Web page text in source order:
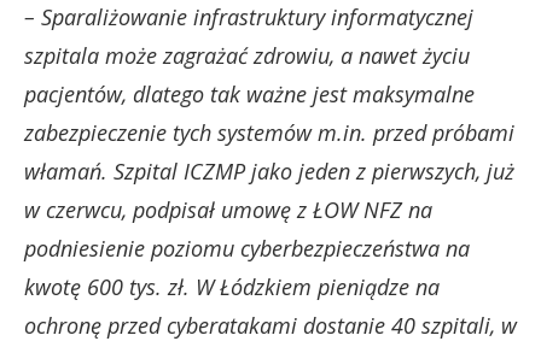
– Sparaliżowanie infrastruktury informatycznej
szpitala może zagrażać zdrowiu, a nawet życiu
pacjentów, dlatego tak ważne jest maksymalne
zabezpieczenie tych systemów m.in. przed próbami
włamań. Szpital ICZMP jako jeden z pierwszych, już
w czerwcu, podpisał umowę z ŁOW NFZ na
podniesienie poziomu cyberbezpieczeństwa na
kwotę 600 tys. zł. W Łódzkiem pieniądze na
ochronę przed cyberatakami dostanie 40 szpitali, w